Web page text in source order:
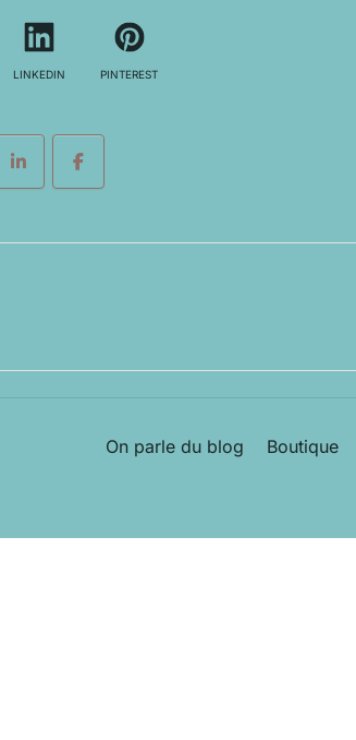
LINKEDIN PINTEREST
On parle du blog Boutique